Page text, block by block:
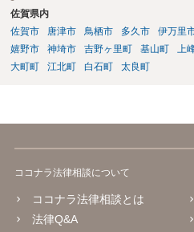
佐賀県内
佐賀市
唐津市 鳥栖市 多久市 伊万里
嬉野市
神埼市 吉野ヶ里町 基山町 上
大町町
江北町 白石町 太良町
ココナラ法律相談について
ココナラ法律相談とは
法律Q&A